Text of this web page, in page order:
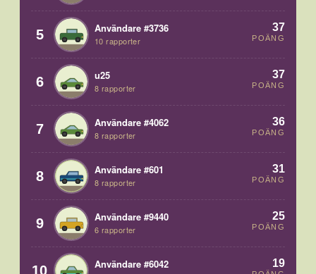
5 Användare #3736
10 rapporter
37
POÄNG
6 u25
8 rapporter
37
POÄNG
7 Användare #4062
8 rapporter
36
POÄNG
8 Användare #601
8 rapporter
31
POÄNG
9 Användare #9440
6 rapporter
25
POÄNG
10 Användare #6042 19